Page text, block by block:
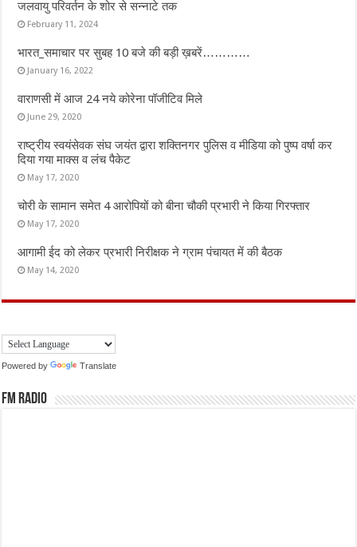
जलवायु परिवर्तन के शोर से सन्नाटे तक
February 11, 2024
भारत_समाचार पर सुबह 10 बजे की बड़ी ख़बरें…………
January 16, 2022
वाराणसी में आज 24 नये कोरेना पॉजीटिव मिले
June 29, 2020
राष्ट्रीय स्वयंसेवक संघ जयंत द्वारा शक्तिनगर पुलिस व मीडिया को पुष्प वर्षा कर
दिया गया माक्स व लंच पैकेट
May 17, 2020
चोरी के सामान समेत 4 आरोपियों को बीना चौकी प्रभारी ने किया गिरफ्तार
May 17, 2020
आगामी ईद को लेकर प्रभारी निरीक्षक ने ग्राम पंचायत में की बैठक
May 14, 2020
Powered by Translate
FM Radio